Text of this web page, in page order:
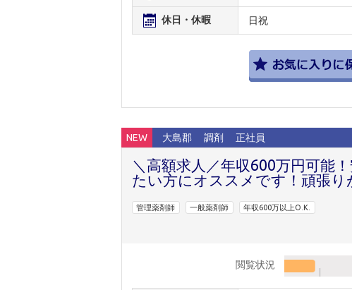
休日・休暇 日祝
NEW 大島郡 調剤 正社員
＼高額求人／年収600万円可能
たい方にオススメです！頑張り
管理薬剤師 一般薬剤師 年収600万以上O.K.
閲覧状況